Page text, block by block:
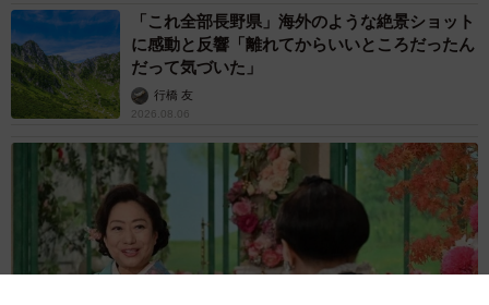
「これ全部長野県」海外のような絶景ショット
に感動と反響「離れてからいいところだったん
だって気づいた」
行橋 友
2026.08.06